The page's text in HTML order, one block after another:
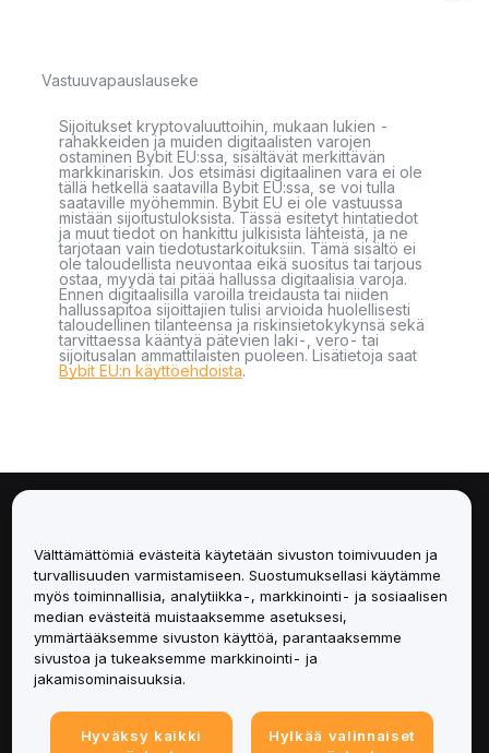
Vastuuvapauslauseke
Sijoitukset kryptovaluuttoihin, mukaan lukien -
rahakkeiden ja muiden digitaalisten varojen
ostaminen Bybit EU:ssa, sisältävät merkittävän
markkinariskin. Jos etsimäsi digitaalinen vara ei ole
tällä hetkellä saatavilla Bybit EU:ssa, se voi tulla
saataville myöhemmin. Bybit EU ei ole vastuussa
mistään sijoitustuloksista. Tässä esitetyt hintatiedot
ja muut tiedot on hankittu julkisista lähteistä, ja ne
tarjotaan vain tiedotustarkoituksiin. Tämä sisältö ei
ole taloudellista neuvontaa eikä suositus tai tarjous
ostaa, myydä tai pitää hallussa digitaalisia varoja.
Ennen digitaalisilla varoilla treidausta tai niiden
hallussapitoa sijoittajien tulisi arvioida huolellisesti
taloudellinen tilanteensa ja riskinsietokykynsä sekä
tarvittaessa kääntyä pätevien laki-, vero- tai
sijoitusalan ammattilaisten puoleen. Lisätietoja saat
Bybit EU:n käyttöehdoista.
Palvelut
Tuki
Tuotteet
Lakiasiat
Välttämättömiä evästeitä käytetään sivuston toimivuuden ja
turvallisuuden varmistamiseen. Suostumuksellasi käytämme
myös toiminnallisia, analytiikka-, markkinointi- ja sosiaalisen
median evästeitä muistaaksemme asetuksesi,
ymmärtääksemme sivuston käyttöä, parantaaksemme
sivustoa ja tukeaksemme markkinointi- ja
jakamisominaisuuksia.
Hyväksy kaikki
Hylkää valinnaiset